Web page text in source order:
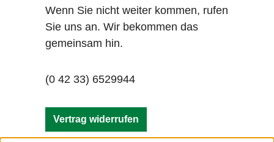
Wenn Sie nicht weiter kommen, rufen
Sie uns an. Wir bekommen das
gemeinsam hin.
(0 42 33) 6529944
Vertrag widerrufen